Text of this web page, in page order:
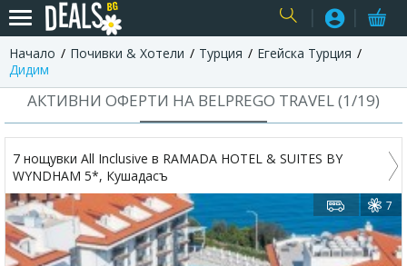
USER
Начало Почивки & Хотели Турция
Егейска Турция
Дидим
АКТИВНИ ОФЕРТИ НА BELPREGO TRAVEL (1/19)
7 нощувки All Inclusive в RAMADA HOTEL & SUITES BY
WYNDHAM 5*, Кушадасъ
7